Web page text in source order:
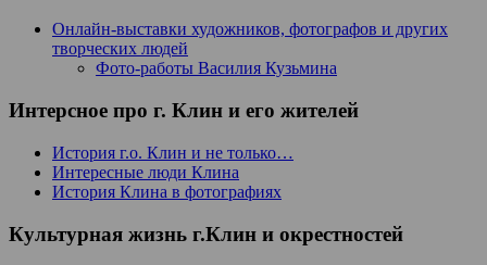
Онлайн-выставки художников, фотографов и других
творческих людей
Фото-работы Василия Кузьмина
Интерсное про г. Клин и его жителей
История г.о. Клин и не только…
Интересные люди Клина
История Клина в фотографиях
Культурная жизнь г.Клин и окрестностей